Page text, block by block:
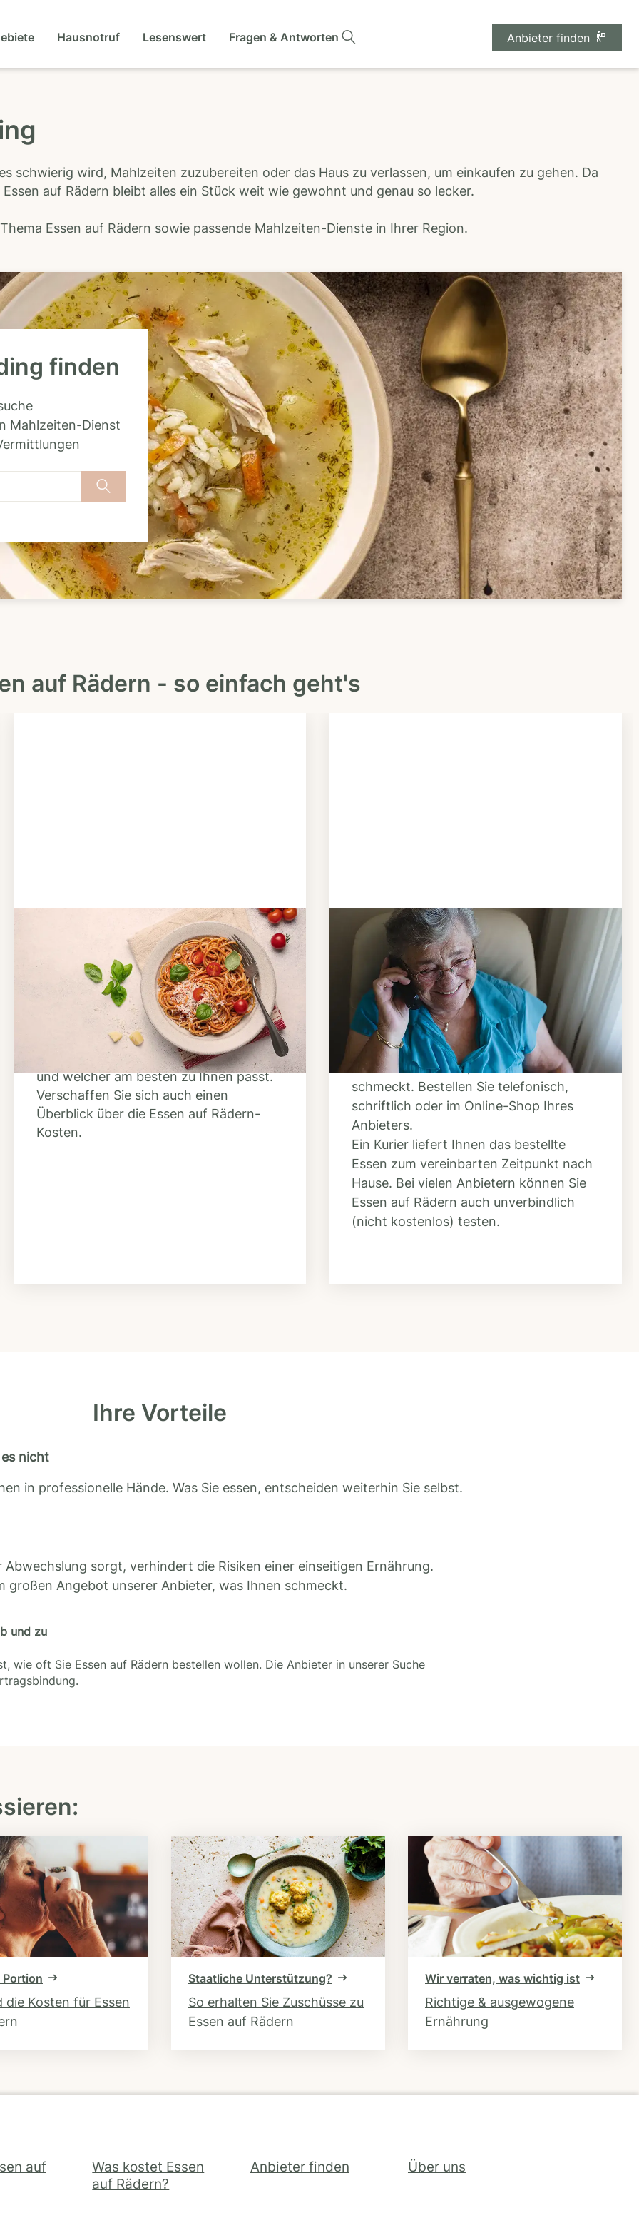
Hausnotruf Lesenswert Fragen & Antworten Anbieter finden
schwierig wird, Mahlzeiten zuzubereiten oder das Haus zu verlassen, um einkaufen zu gehen. Da
auf Rädern bleibt alles ein Stück weit wie gewohnt und genau so lecker.
Essen auf Rädern sowie passende Mahlzeiten-Dienste in Ihrer Region.
finden
Mahlzeiten-Dienst
auf Rädern - so einfach geht's
Schritt 2
Anbieter finden
Nutzen Sie unsere große Mahlzeiten-
Dienst-Suche, um herauszufinden,
welche Anbieter es in Ihrer Region gibt
und welcher am besten zu Ihnen passt.
Verschaffen Sie sich auch einen
Überblick über die Essen auf Rädern-
Kosten.
Schritt 3
Bestellen & liefern
lassen
Suchen Sie sich aus dem Speiseplan
Ihres Anbieters aus, was Ihnen
schmeckt. Bestellen Sie telefonisch,
schriftlich oder im Online-Shop Ihres
Anbieters.
Ein Kurier liefert Ihnen das bestellte
Essen zum vereinbarten Zeitpunkt nach
Hause. Bei vielen Anbietern können Sie
Essen auf Rädern auch unverbindlich
(nicht kostenlos) testen.
Ihre Vorteile
nicht
in professionelle Hände. Was Sie essen, entscheiden weiterhin Sie selbst.
Abwechslung sorgt, verhindert die Risiken einer einseitigen Ernährung.
großen Angebot unserer Anbieter, was Ihnen schmeckt.
und zu
wie oft Sie Essen auf Rädern bestellen wollen. Die Anbieter in unserer Suche
Portion
die Kosten für Essen
Staatliche Unterstützung?
So erhalten Sie Zuschüsse zu
Essen auf Rädern
Wir verraten, was wichtig ist
Richtige & ausgewogene
Ernährung
auf
Was kostet Essen
auf Rädern?
Anbieter finden Über uns